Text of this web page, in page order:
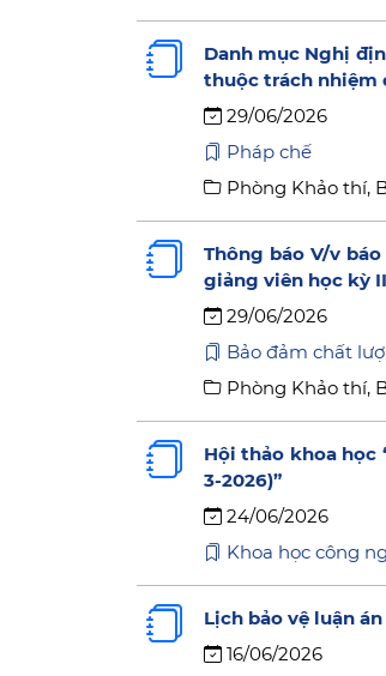
Danh mục Nghị
thuộc trách nhiệm
29/06/2026
Pháp chế
Phòng Khảo thí,
Thông báo V/v
giảng viên học kỳ
29/06/2026
Bảo đảm chất
Phòng Khảo thí,
Hội thảo khoa học
3-2026)”
24/06/2026
Khoa học công
Lịch bảo vệ luận
16/06/2026